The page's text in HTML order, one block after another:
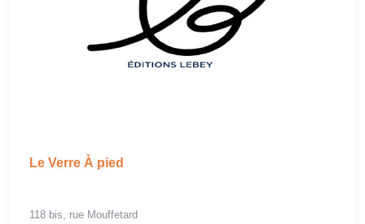
Le Verre À pied
118 bis, rue Mouffetard